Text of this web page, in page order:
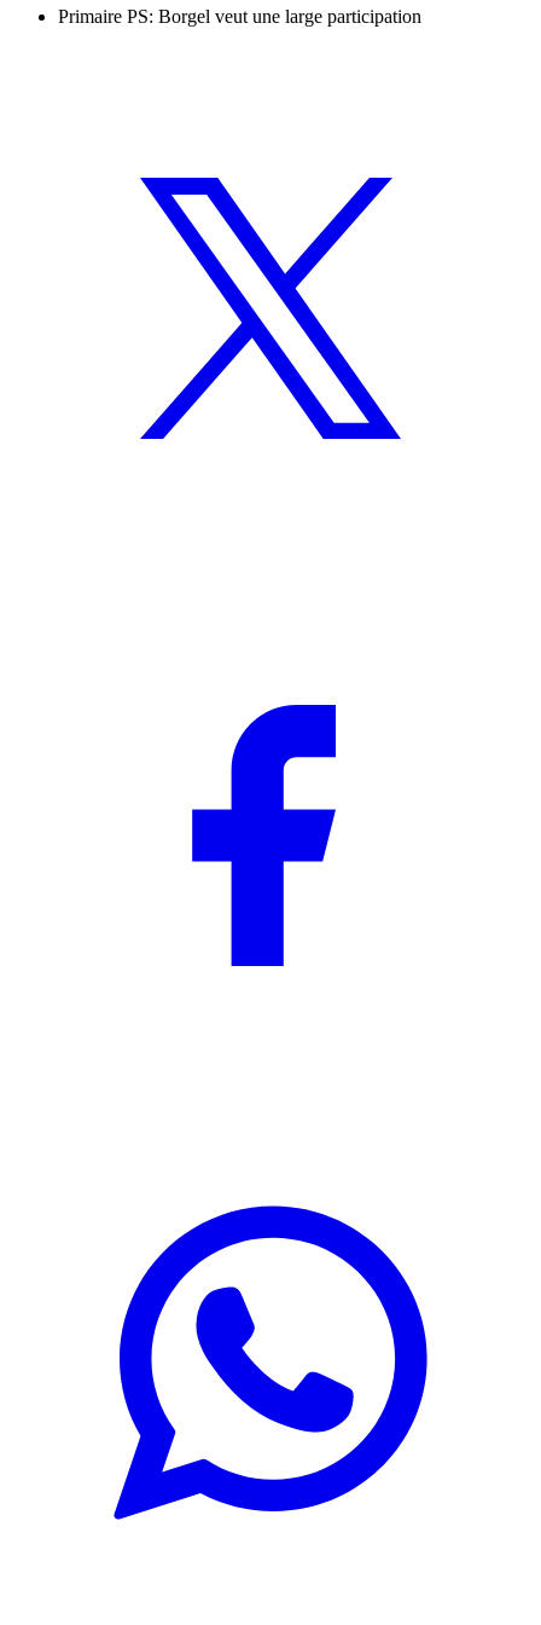
Primaire PS: Borgel veut une large participation